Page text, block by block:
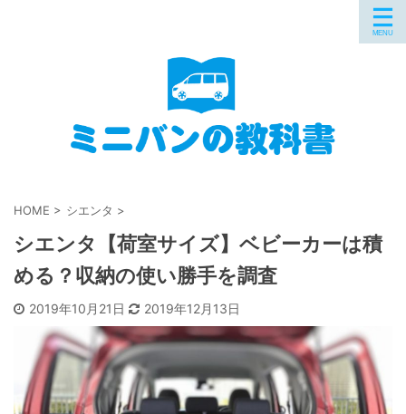
HOME > シエンタ >
シエンタ【荷室サイズ】ベビーカーは積
める？収納の使い勝手を調査
2019年10月21日 2019年12月13日